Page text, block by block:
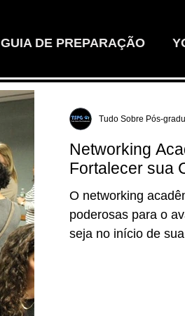
GUIA DE PREPARAÇÃO
Networking
Fortalecer sua
O networking
poderosas para o
seja no início de
Tudo Sobre Pós-